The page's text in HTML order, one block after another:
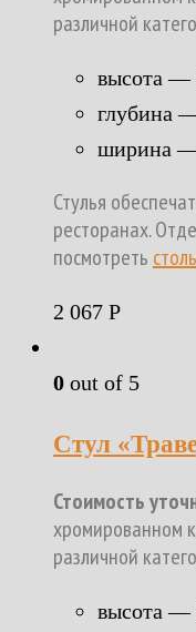
различной
высота —
глубина
ширина
Стулья
ресторанах.
посмотреть
2 067 Р
0 out of 5
Стул
Стоимость
хромированном
различной
высота —